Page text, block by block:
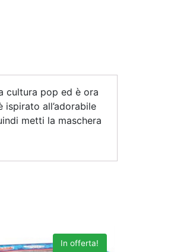
cultura pop ed è ora
all’adorabile
metti la maschera
In offerta!